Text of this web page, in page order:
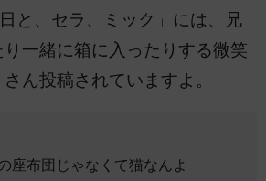
と、セラ、ミック」には、兄
一緒に箱に入ったりする微笑
ん投稿されていますよ。
座布団じゃなくて猫なんよ